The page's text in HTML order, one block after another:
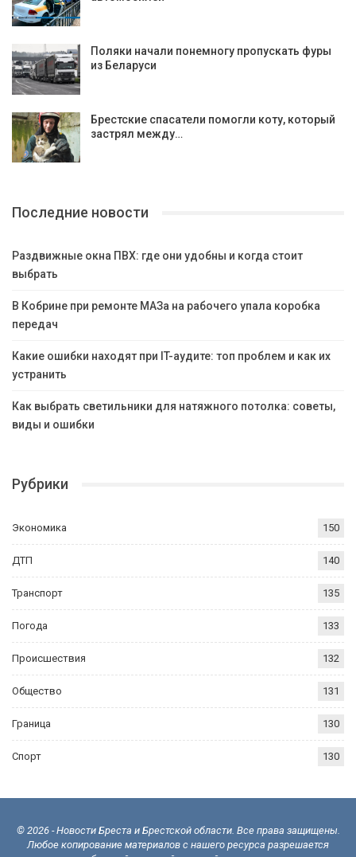
Поляки начали понемногу пропускать фуры
из Беларуси
Брестские спасатели помогли коту, который
застрял между…
Последние новости
Раздвижные окна ПВХ: где они удобны и когда стоит
выбрать
В Кобрине при ремонте МАЗа на рабочего упала коробка
передач
Какие ошибки находят при IT-аудите: топ проблем и как их
устранить
Как выбрать светильники для натяжного потолка: советы,
виды и ошибки
Рубрики
Экономика 150
ДТП 140
Транспорт 135
Погода 133
Происшествия 132
Общество 131
Граница 130
Спорт 130
© 2026 - Новости Бреста и Брестской области. Все права защищены.
Любое копирование материалов с нашего ресурса разрешается